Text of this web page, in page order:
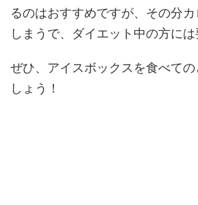
るのはおすすめですが、その分
しまうで、ダイエット中の方には
ぜひ、アイスボックスを食べて
しょう！